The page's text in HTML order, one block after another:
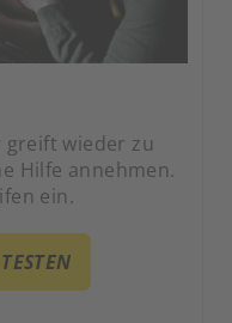
greift wieder zu
Hilfe annehmen.
ein.